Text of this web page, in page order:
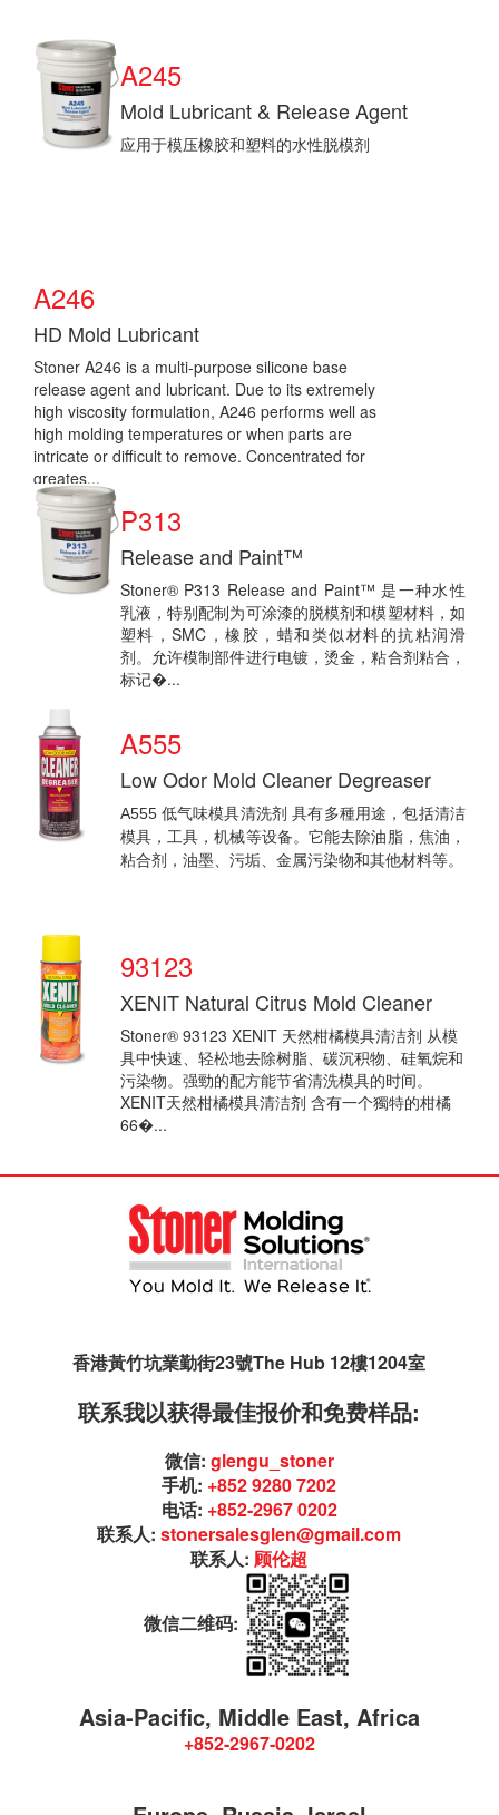
A245
Mold Lubricant & Release Agent
应用于模压橡胶和塑料的水性脱模剂
A246
HD Mold Lubricant
Stoner A246 is a multi-purpose silicone base
release agent and lubricant. Due to its extremely
high viscosity formulation, A246 performs well as
high molding temperatures or when parts are
intricate or difficult to remove. Concentrated for
greates...
P313
Release and Paint™
Stoner® P313 Release and Paint™ 是一种水性
乳液，特别配制为可涂漆的脱模剂和模塑材料，如
塑料，SMC，橡胶，蜡和类似材料的抗粘润滑
剂。允许模制部件进行电镀，烫金，粘合剂粘合，
标记�...
A555
Low Odor Mold Cleaner Degreaser
A555 低气味模具清洗剂 具有多種用途，包括清洁
模具，工具，机械等设备。它能去除油脂，焦油，
粘合剂，油墨、污垢、金属污染物和其他材料等。
优点：
低气味
93123
XENIT Natural Citrus Mold Cleaner
Stoner® 93123 XENIT 天然柑橘模具清洁剂 从模
具中快速、轻松地去除树脂、碳沉积物、硅氧烷和
污染物。强勁的配方能节省清洗模具的时间。
XENIT天然柑橘模具清洁剂 含有一个獨特的柑橘
66�...
香港黃竹坑業勤街23號The Hub 12樓1204室
联系我以获得最佳报价和免费样品:
微信: glengu_stoner
手机: +852 9280 7202
电话: +852-2967 0202
联系人:stonersalesglen@gmail.com
联系人: 顾伦超
微信二维码:
Asia-Pacific, Middle East, Africa
+852-2967-0202